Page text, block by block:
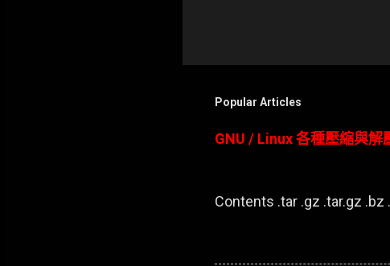
Popular Articles
GNU / Linux 各種壓縮與解
Contents .tar .gz .tar.gz .bz